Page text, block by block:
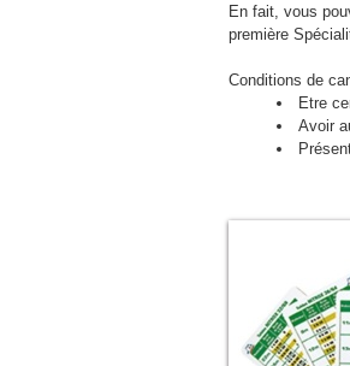
En fait, vous
première
Conditions de
Etre
Avoir
Voir